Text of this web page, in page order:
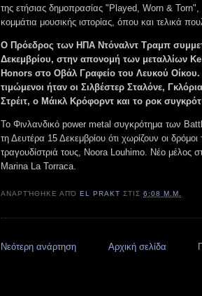
της ετήσιας δημοπρασίας "Played, Worn &
κομμάτια μουσικής ιστορίας, όπου και τελικά
Ο Πρόεδρος των ΗΠΑ Ντόναλντ Τραμπ
Δεκεμβρίου, στην απονομή των μεταλλίων
Honors στο Οβάλ Γραφείο του Λευκού Οίκου.
τιμώμενοι ήταν οι Σιλβέστερ Σταλόνε,
Στρέιτ, ο Μάικλ Κρόφορντ και το ροκ
Το Φινλανδικό power metal συγκρότημα των
τη Δευτέρα 15 Δεκεμβρίου ότι χωρίζουν οι δρόμοι
τραγουδίστριά τους, Noora Louhimo. Νέο μέλος
Marina La Torraca.
ΑΝΑΡΤΉΘΗΚΕ ΑΠΌEL PRAKT ΣΤΙΣ6:08 Μ.Μ.
Νεότερη ανάρτηση Αρχική σελίδα